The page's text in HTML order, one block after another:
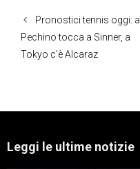
Pronostici tennis oggi: a
Pechino tocca a Sinner, a
Tokyo c’è Alcaraz
Leggi le ultime notizie